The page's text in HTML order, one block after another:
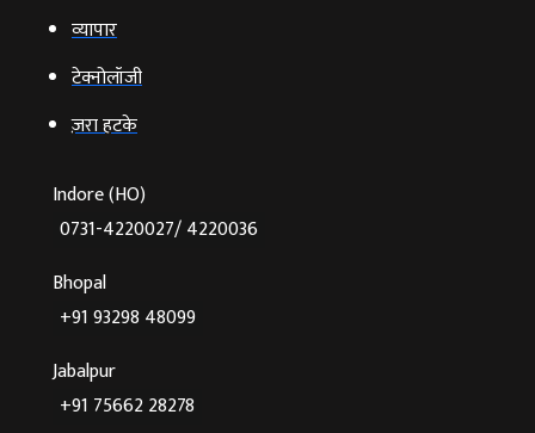
व्‍यापार
टेक्‍नोलॉजी
ज़रा हटके
Indore (HO)
0731-4220027/ 4220036
Bhopal
+91 93298 48099
Jabalpur
+91 75662 28278